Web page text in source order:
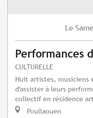
Le
Performances
CULTURELLE
Huit artistes, musiciens
d'assister à leurs
collectif en résidence
Poullaouen